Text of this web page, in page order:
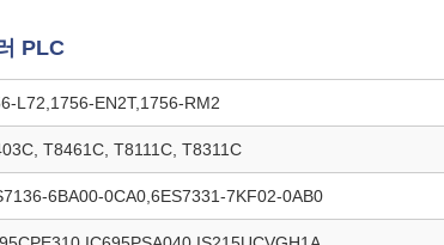
PLC
L72,1756-EN2T,1756-RM2
T8461C, T8111C, T8311C
6BA00-0CA0,6ES7331-7KF02-0AB0